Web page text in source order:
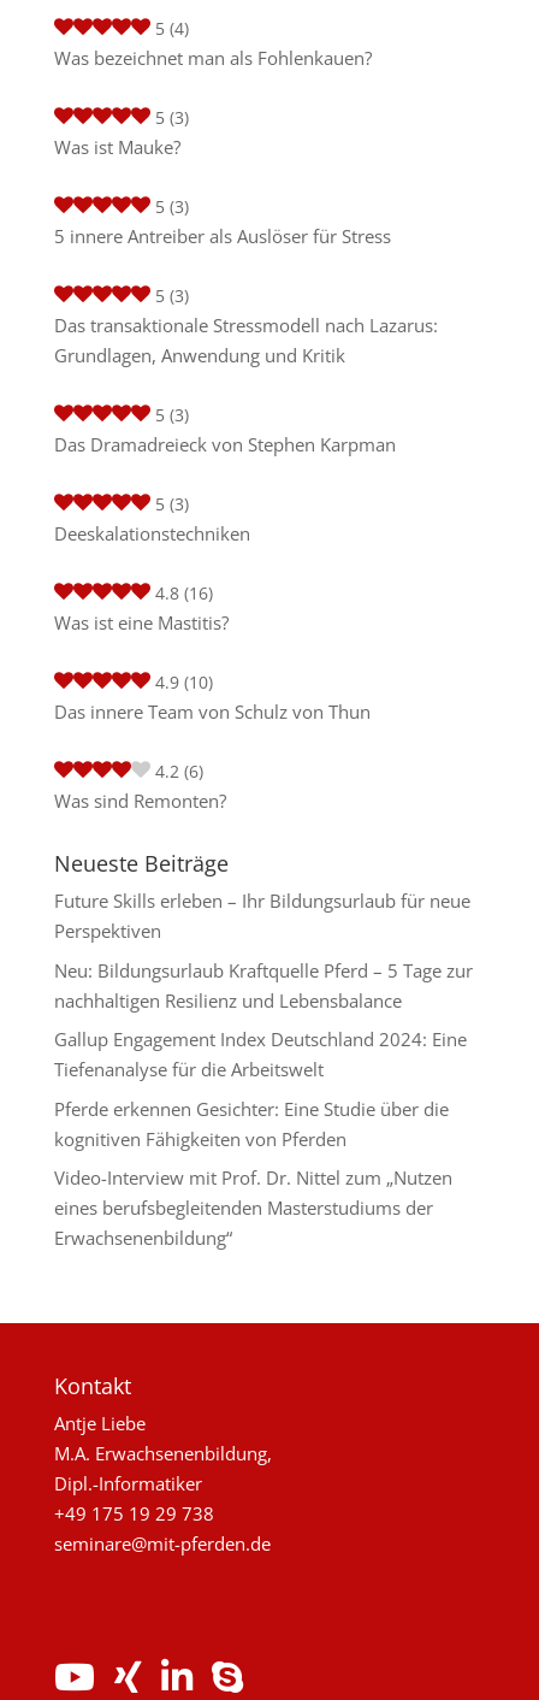
5 (4)
Was bezeichnet man als Fohlenkauen?
5 (3)
Was ist Mauke?
5 (3)
5 innere Antreiber als Auslöser für Stress
5 (3)
Das transaktionale Stressmodell nach Lazarus:
Grundlagen, Anwendung und Kritik
5 (3)
Das Dramadreieck von Stephen Karpman
5 (3)
Deeskalationstechniken
4.8 (16)
Was ist eine Mastitis?
4.9 (10)
Das innere Team von Schulz von Thun
4.2 (6)
Was sind Remonten?
Neueste Beiträge
Future Skills erleben – Ihr Bildungsurlaub für neue
Perspektiven
Neu: Bildungsurlaub Kraftquelle Pferd – 5 Tage zur
nachhaltigen Resilienz und Lebensbalance
Gallup Engagement Index Deutschland 2024: Eine
Tiefenanalyse für die Arbeitswelt
Pferde erkennen Gesichter: Eine Studie über die
kognitiven Fähigkeiten von Pferden
Video-Interview mit Prof. Dr. Nittel zum „Nutzen
eines berufsbegleitenden Masterstudiums der
Erwachsenenbildung“
Kontakt
Antje Liebe
M.A. Erwachsenenbildung,
Dipl.-Informatiker
+49 175 19 29 738
seminare@mit-pferden.de